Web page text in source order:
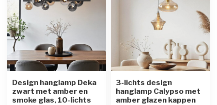
Design hanglamp Deka
zwart met amber en
smoke glas, 10-lichts
3-lichts design
hanglamp Calypso met
amber glazen kappen